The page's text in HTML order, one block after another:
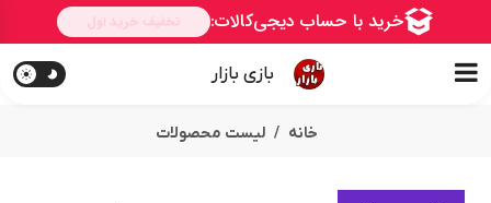
بازی بازار
خانه لیست محصولات